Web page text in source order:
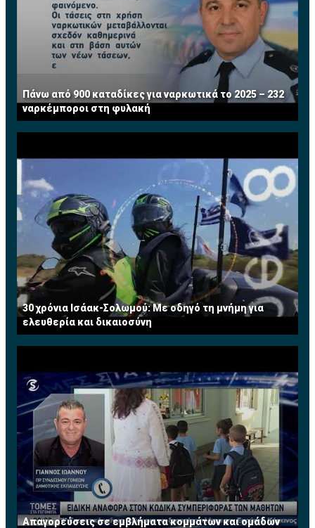
Πάνω από 900 καταδίκες για ναρκωτικά το 2025 – 232
ναρκέμποροι στη φυλακή
30 χρόνια Ισάακ-Σολωμού: Με οδηγό τη μνήμη για
ελευθερία και δικαιοσύνη
Απαγορεύσεις σε εμβλήματα κομμάτων και ομάδων